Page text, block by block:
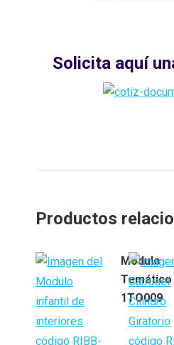
Solicita aquí
Productos
Modulo
Temático
1TO009